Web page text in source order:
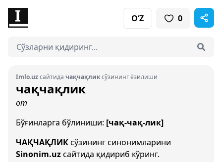
O‘Z 0
Imlo.uzсайтида чақчақликсўзининг ёзилиши
чақчақлик
от
Бўғинларга бўлиниши: [чақ-чақ-лик]
ЧАҚЧАҚЛИКсўзининг синонимларини
Sinonim.uzсайтида қидириб кўринг.